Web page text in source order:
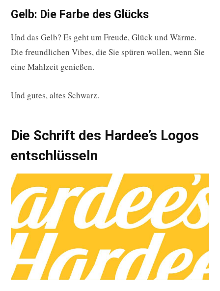
Gelb: Die Farbe des Glücks
Und das Gelb? Es geht um Freude, Glück und Wärme.
Die freundlichen Vibes, die Sie spüren wollen, wenn Sie
eine Mahlzeit genießen.
Und gutes, altes Schwarz.
Die Schrift des Hardee’s Logos
entschlüsseln